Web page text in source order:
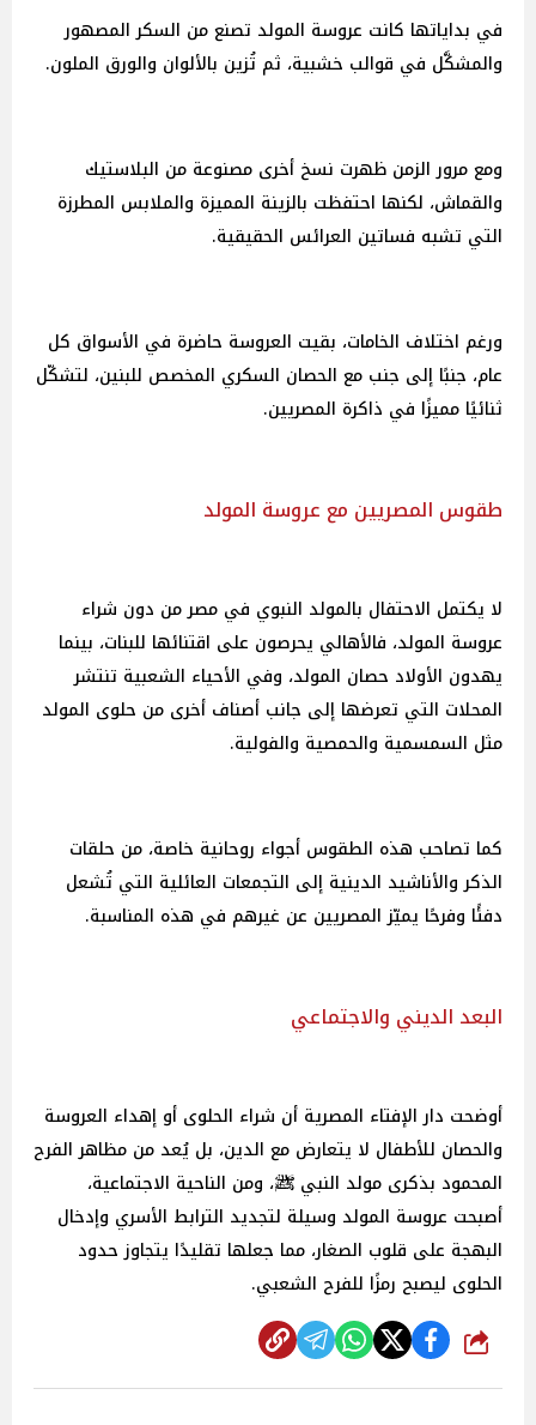
في بداياتها كانت عروسة المولد تصنع من السكر المصهور
والمشكَّل في قوالب خشبية، ثم تُزين بالألوان والورق الملون.
ومع مرور الزمن ظهرت نسخ أخرى مصنوعة من البلاستيك
والقماش، لكنها احتفظت بالزينة المميزة والملابس المطرزة
التي تشبه فساتين العرائس الحقيقية.
ورغم اختلاف الخامات، بقيت العروسة حاضرة في الأسواق كل
عام، جنبًا إلى جنب مع الحصان السكري المخصص للبنين، لتشكّل
ثنائيًا مميزًا في ذاكرة المصريين.
طقوس المصريين مع عروسة المولد
لا يكتمل الاحتفال بالمولد النبوي في مصر من دون شراء
عروسة المولد، فالأهالي يحرصون على اقتنائها للبنات، بينما
يهدون الأولاد حصان المولد، وفي الأحياء الشعبية تنتشر
المحلات التي تعرضها إلى جانب أصناف أخرى من حلوى المولد
مثل السمسمية والحمصية والفولية.
كما تصاحب هذه الطقوس أجواء روحانية خاصة، من حلقات
الذكر والأناشيد الدينية إلى التجمعات العائلية التي تُشعل
دفئًا وفرحًا يميّز المصريين عن غيرهم في هذه المناسبة.
البعد الديني والاجتماعي
أوضحت دار الإفتاء المصرية أن شراء الحلوى أو إهداء العروسة
والحصان للأطفال لا يتعارض مع الدين، بل يُعد من مظاهر الفرح
المحمود بذكرى مولد النبي ﷺ، ومن الناحية الاجتماعية،
أصبحت عروسة المولد وسيلة لتجديد الترابط الأسري وإدخال
البهجة على قلوب الصغار، مما جعلها تقليدًا يتجاوز حدود
الحلوى ليصبح رمزًا للفرح الشعبي.
شارك